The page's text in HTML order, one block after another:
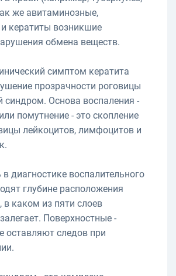
же авитаминозные,
кератиты возникшие
обмена веществ.
симптом кератита
прозрачности роговицы
синдром. Основа воспаления -
помутнение - это скопление
лейкоцитов, лимфоцитов и
диагностике воспалительного
глубине расположения
в каком из пяти слоев
Поверхностные -
оставляют следов при